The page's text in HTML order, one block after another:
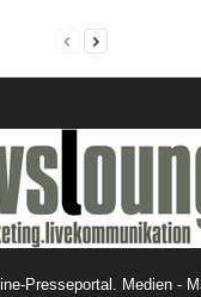
Presseportal. Medien -